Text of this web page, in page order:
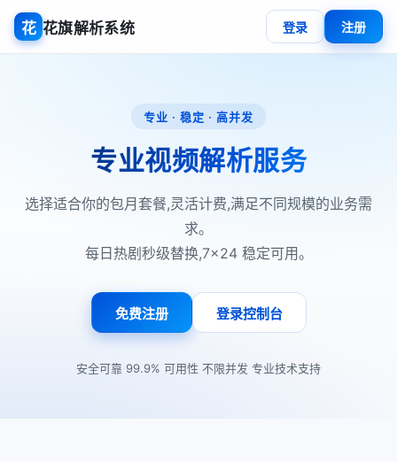
花 花旗解析系统 登录 注册
专业 · 稳定 · 高并发
专业视频解析服务
选择适合你的包月套餐,灵活计费,满足不同规模的业务需
求。
每日热剧秒级替换,7×24 稳定可用。
免费注册 登录控制台
安全可靠 99.9% 可用性 不限并发 专业技术支持